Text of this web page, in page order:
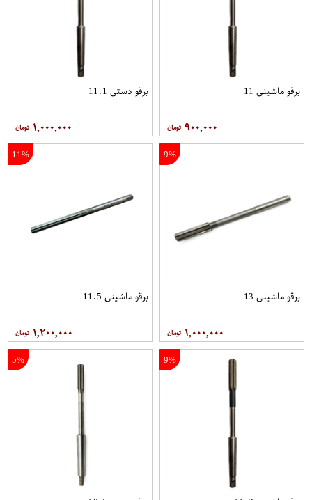
برقو ماشینی 11
۹۰۰,۰۰۰
برقو دستی 11.1
۱,۰۰۰,۰۰۰
9%
برقو ماشینی 13
۱,۰۰۰,۰۰۰
11%
برقو ماشینی 11.5
۱,۲۰۰,۰۰۰
9%
5%